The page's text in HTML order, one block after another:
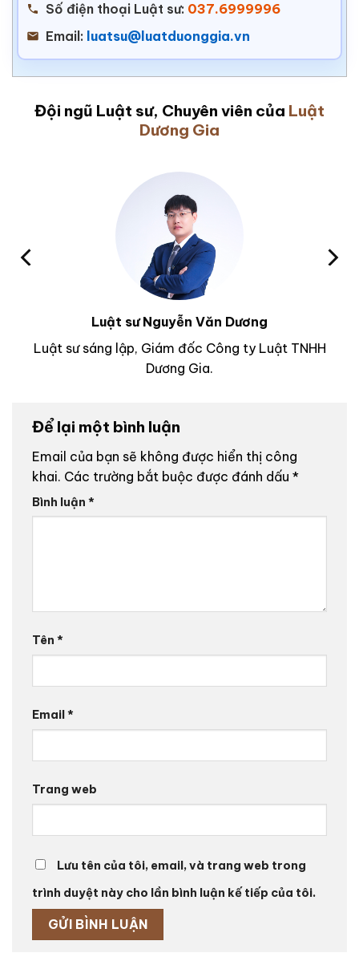
Số điện thoại Luật sư: 037.6999996
Email: luatsu@luatduonggia.vn
Đội ngũ Luật sư, Chuyên viên của Luật
Dương Gia
Luật sư Nguyễn Văn Dương
Luật sư sáng lập, Giám đốc Công ty Luật TNHH
Dương Gia.
Để lại một bình luận
Email của bạn sẽ không được hiển thị công
khai. Các trường bắt buộc được đánh dấu *
Bình luận *
Tên *
Email*
Trang web
Lưu tên của tôi, email, và trang web trong
trình duyệt này cho lần bình luận kế tiếp của tôi.